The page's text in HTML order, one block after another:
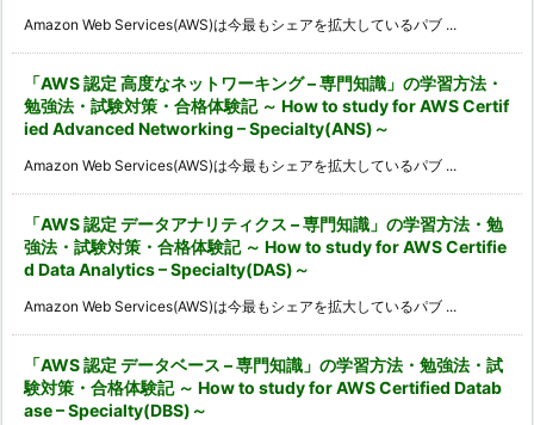
Amazon Web Services(AWS)は今最もシェアを拡大しているパブ ...
「AWS 認定 高度なネットワーキング – 専門知識」の学習方法・
勉強法・試験対策・合格体験記 ～ How to study for AWS Certif
ied Advanced Networking – Specialty(ANS)～
Amazon Web Services(AWS)は今最もシェアを拡大しているパブ ...
「AWS 認定 データアナリティクス – 専門知識」の学習方法・勉
強法・試験対策・合格体験記 ～ How to study for AWS Certifie
d Data Analytics – Specialty(DAS)～
Amazon Web Services(AWS)は今最もシェアを拡大しているパブ ...
「AWS 認定 データベース – 専門知識」の学習方法・勉強法・試
験対策・合格体験記 ～ How to study for AWS Certified Datab
ase – Specialty(DBS)～